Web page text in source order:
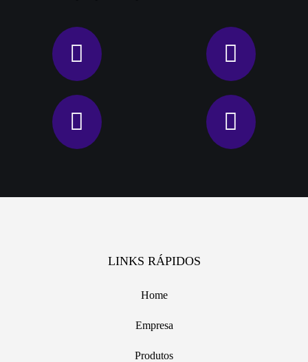
LINKS RÁPIDOS
Home
Empresa
Produtos